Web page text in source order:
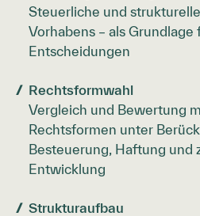
Steuerliche und
Vorhabens – als Grundlage
Entscheidungen
Rechtsformwahl
Vergleich und Bewertung
Rechtsformen unter
Besteuerung, Haftung und
Entwicklung
Strukturaufbau